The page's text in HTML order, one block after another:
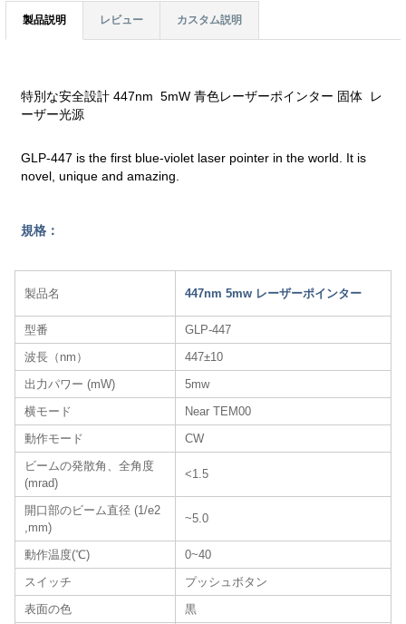
製品説明 レビュー カスタム説明
特別な安全設計 447nm 5mW 青色レーザーポインター 固体 レ
ーザー光源
GLP-447 is the first blue-violet laser pointer in the world. It is
novel, unique and amazing.
規格：
製品名 447nm 5mw レーザーポインター
型番
GLP-447
波長（nm）
447±10
出力パワー (mW)
5mw
横モード
Near TEM00
動作モード
CW
ビームの発散角、全角度
(mrad)
<1.5
開口部のビーム直径 (1/e2
,mm)
~5.0
動作温度(℃)
0~40
スイッチ
プッシュボタン
表面の色
黒